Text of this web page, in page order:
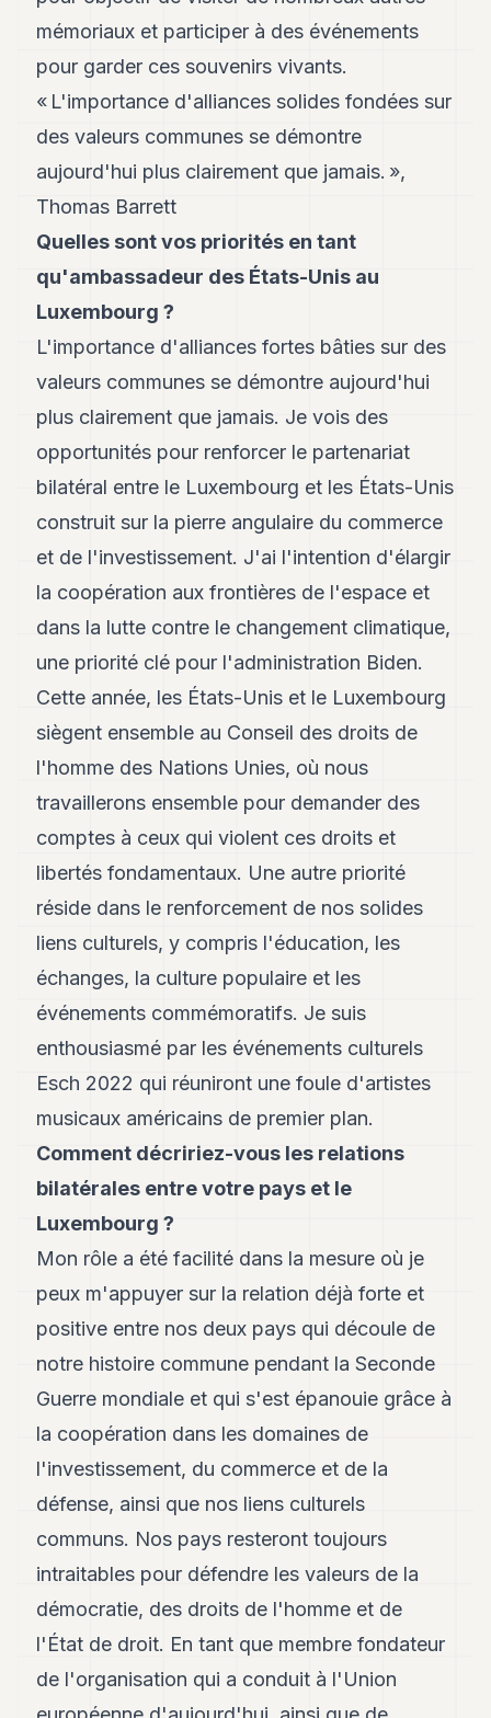
POLITIQUE
IMMOBILIER
PRIVATE
EQUITY
SPORT
JURIDIQUE
ASSOCIATIONS
CONTACT
mémoriaux et participer à des événements
pour garder ces souvenirs vivants.
« L'importance d'alliances solides fondées sur
des valeurs communes se démontre
aujourd'hui plus clairement que jamais. »,
Thomas Barrett
Quelles sont vos priorités en tant
qu'ambassadeur des États-Unis au
Luxembourg ?
L'importance d'alliances fortes bâties sur des
valeurs communes se démontre aujourd'hui
plus clairement que jamais. Je vois des
opportunités pour renforcer le partenariat
bilatéral entre le Luxembourg et les États-Unis
construit sur la pierre angulaire du commerce
et de l'investissement. J'ai l'intention d'élargir
la coopération aux frontières de l'espace et
dans la lutte contre le changement climatique,
une priorité clé pour l'administration Biden.
Cette année, les États-Unis et le Luxembourg
siègent ensemble au Conseil des droits de
l'homme des Nations Unies, où nous
travaillerons ensemble pour demander des
comptes à ceux qui violent ces droits et
libertés fondamentaux. Une autre priorité
réside dans le renforcement de nos solides
liens culturels, y compris l'éducation, les
échanges, la culture populaire et les
événements commémoratifs. Je suis
enthousiasmé par les événements culturels
Esch 2022 qui réuniront une foule d'artistes
musicaux américains de premier plan.
Comment décririez-vous les relations
bilatérales entre votre pays et le
Luxembourg ?
Mon rôle a été facilité dans la mesure où je
peux m'appuyer sur la relation déjà forte et
positive entre nos deux pays qui découle de
notre histoire commune pendant la Seconde
Guerre mondiale et qui s'est épanouie grâce à
la coopération dans les domaines de
l'investissement, du commerce et de la
défense, ainsi que nos liens culturels
communs. Nos pays resteront toujours
intraitables pour défendre les valeurs de la
démocratie, des droits de l'homme et de
l'État de droit. En tant que membre fondateur
de l'organisation qui a conduit à l'Union